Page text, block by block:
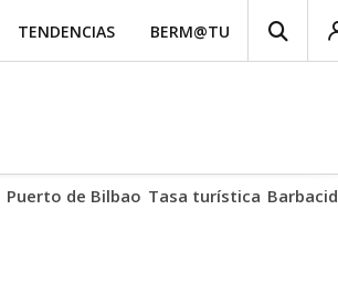
Puerto de Bilbao Tasa turística Barbacid
TENDENCIAS BERM@TU